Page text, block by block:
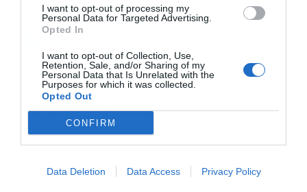
I want to opt-out of processing my
Personal Data for Targeted Advertising.
Opted In
I want to opt-out of Collection, Use,
Retention, Sale, and/or Sharing of my
Personal Data that Is Unrelated with the
Purposes for which it was collected.
Opted Out
CONFIRM
Data Deletion Data Access Privacy Policy
Ακολουθήστε το Powergame.gr στο
News για άμεση και έγκυρη οικονομική
ενημέρωση!
TAGS: METLEN ENERGY & METALS PROTERGIA
ΤΙΜΟΛΟΓΙΑ ΡΕΥΜΑΤΟΣ